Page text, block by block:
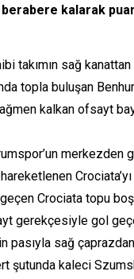
kalarak
takımın sağ
topla buluşan
kalkan ofsayt
merkezden
Crociata topu
gerekçesiyle gol
pasıyla sağ
şutunda kaleci